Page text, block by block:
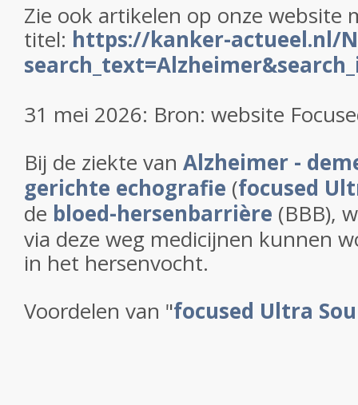
Zie ook artikelen op onze website
titel: https://kanker-actueel.nl/
31 mei 2026: Bron: website
Bij de ziekte van Alzheimer -
gerichte echografie (focused
de bloed-hersenbarrière (BBB),
via deze weg medicijnen kunnen
in het hersenvocht.
Voordelen van "focused Ultra